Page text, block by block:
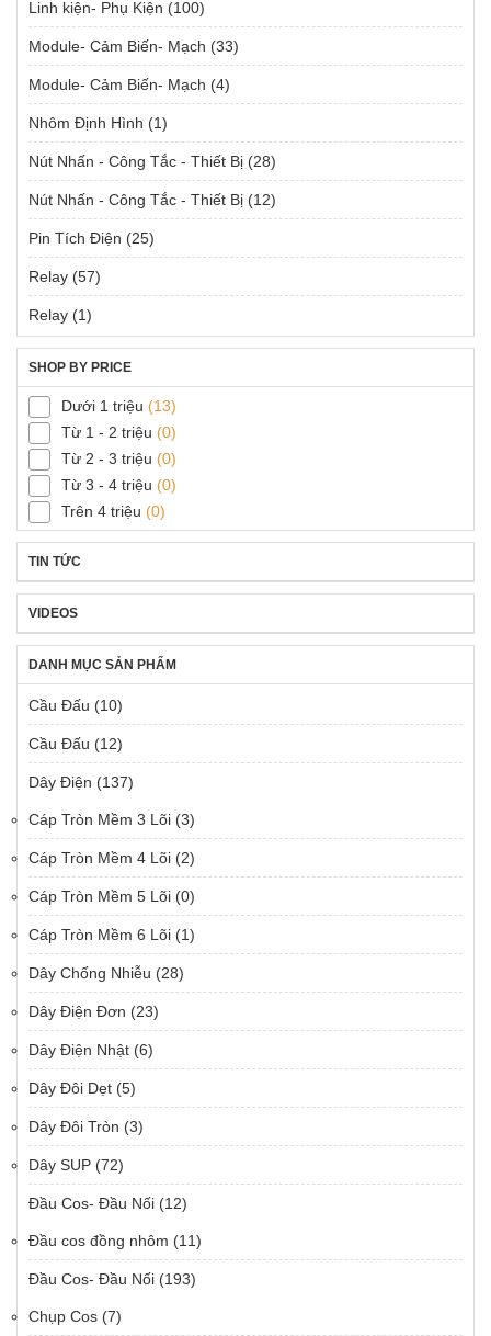
Linh kiện- Phụ Kiện (100)
Module- Cảm Biến- Mạch (33)
Module- Cảm Biến- Mạch (4)
Nhôm Định Hình (1)
Nút Nhấn - Công Tắc - Thiết Bị (28)
Nút Nhấn - Công Tắc - Thiết Bị (12)
Pin Tích Điện (25)
Relay (57)
Relay (1)
SHOP BY PRICE
Dưới 1 triệu (13)
Từ 1 - 2 triệu (0)
Từ 2 - 3 triệu (0)
Từ 3 - 4 triệu (0)
Trên 4 triệu (0)
TIN TỨC
VIDEOS
DANH MỤC SẢN PHẨM
Cầu Đấu (10)
Cầu Đấu (12)
Dây Điện (137)
Cáp Tròn Mềm 3 Lõi (3)
Cáp Tròn Mềm 4 Lõi (2)
Cáp Tròn Mềm 5 Lõi (0)
Cáp Tròn Mềm 6 Lõi (1)
Dây Chống Nhiễu (28)
Dây Điện Đơn (23)
Dây Điện Nhật (6)
Dây Đôi Dẹt (5)
Dây Đôi Tròn (3)
Dây SUP (72)
Đầu Cos- Đầu Nối (12)
Đầu cos đồng nhôm (11)
Đầu Cos- Đầu Nối (193)
Chụp Cos (7)